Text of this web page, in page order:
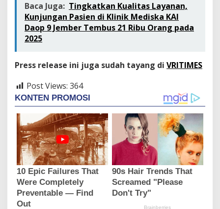
Baca Juga: Tingkatkan Kualitas Layanan,
Kunjungan Pasien di Klinik Mediska KAI
Daop 9 Jember Tembus 21 Ribu Orang pada
2025
Press release ini juga sudah tayang di VRITIMES
Post Views: 364